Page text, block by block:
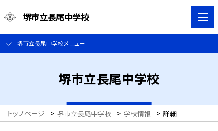
堺市立長尾中学校
堺市立長尾中学校メニュー
堺市立長尾中学校
トップページ > 堺市立長尾中学校 > 学校情報 > 詳細